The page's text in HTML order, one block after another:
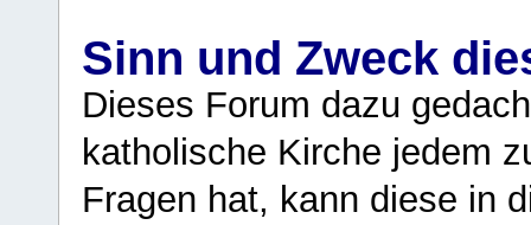
Sinn und Zweck
Dieses Forum dazu
katholische Kirche jedem
Fragen hat, kann diese in